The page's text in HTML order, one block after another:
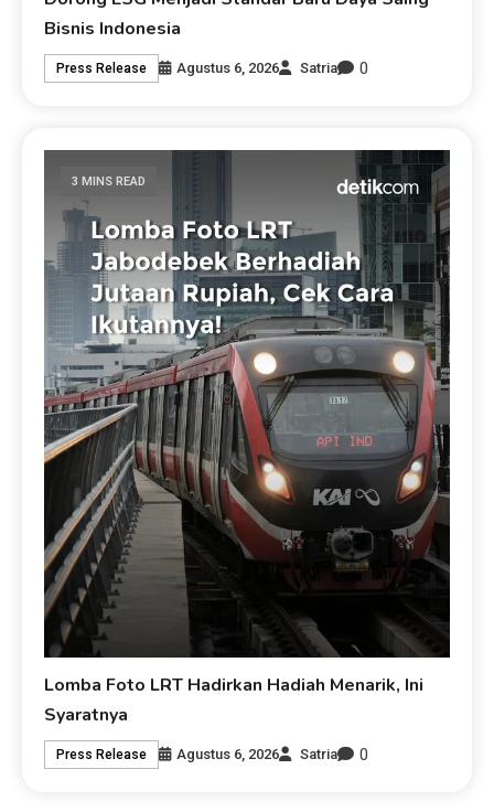
Bisnis Indonesia
Press Release Agustus 6, 2026 Satria 0
3 MINS READ
Lomba Foto LRT Hadirkan Hadiah Menarik, Ini
Syaratnya
Press Release Agustus 6, 2026 Satria 0